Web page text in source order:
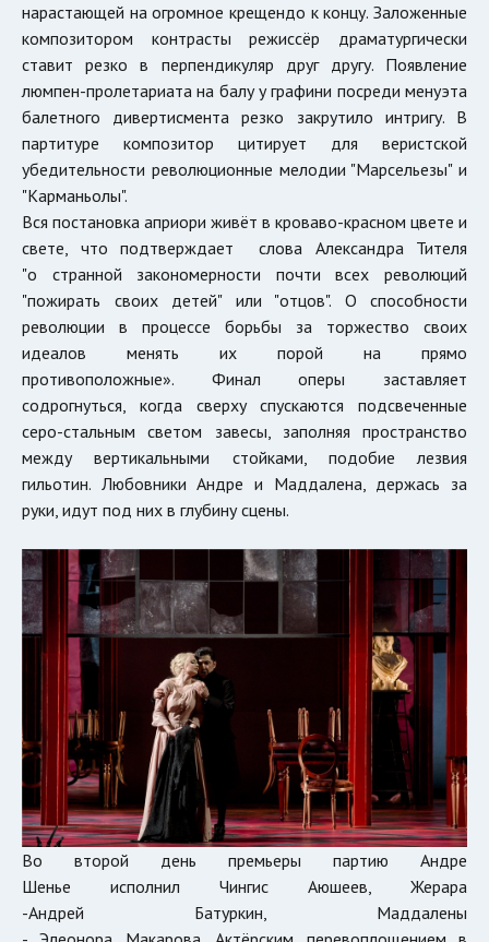
нарастающей на огромное крещендо к концу. Заложенные
композитором контрасты режиссёр драматургически
ставит резко в перпендикуляр друг другу. Появление
люмпен-пролетариата на балу у графини посреди менуэта
балетного дивертисмента резко закрутило интригу. В
партитуре композитор цитирует для веристской
убедительности революционные мелодии "Марсельезы" и
"Карманьолы".
Вся постановка априори живёт в кроваво-красном цвете и
свете, что подтверждает слова Александра Тителя
"о странной закономерности почти всех революций
"пожирать своих детей" или "отцов". О способности
революции в процессе борьбы за торжество своих
идеалов менять их порой на прямо
противоположные». Финал оперы заставляет
содрогнуться, когда сверху спускаются подсвеченные
серо-стальным светом завесы, заполняя пространство
между вертикальными стойками, подобие лезвия
гильотин. Любовники Андре и Маддалена, держась за
руки, идут под них в глубину сцены.
Во второй день премьеры партию Андре
Шенье исполнил Чингис Аюшеев, Жерара
-Андрей Батуркин, Маддалены